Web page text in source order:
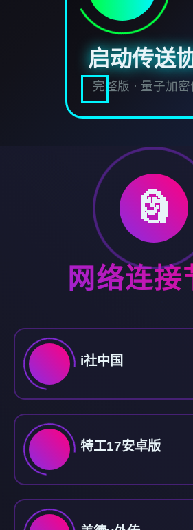
启动传送
完整版 · 量子加
🗿
网络连接
i社中国
特工17安卓版